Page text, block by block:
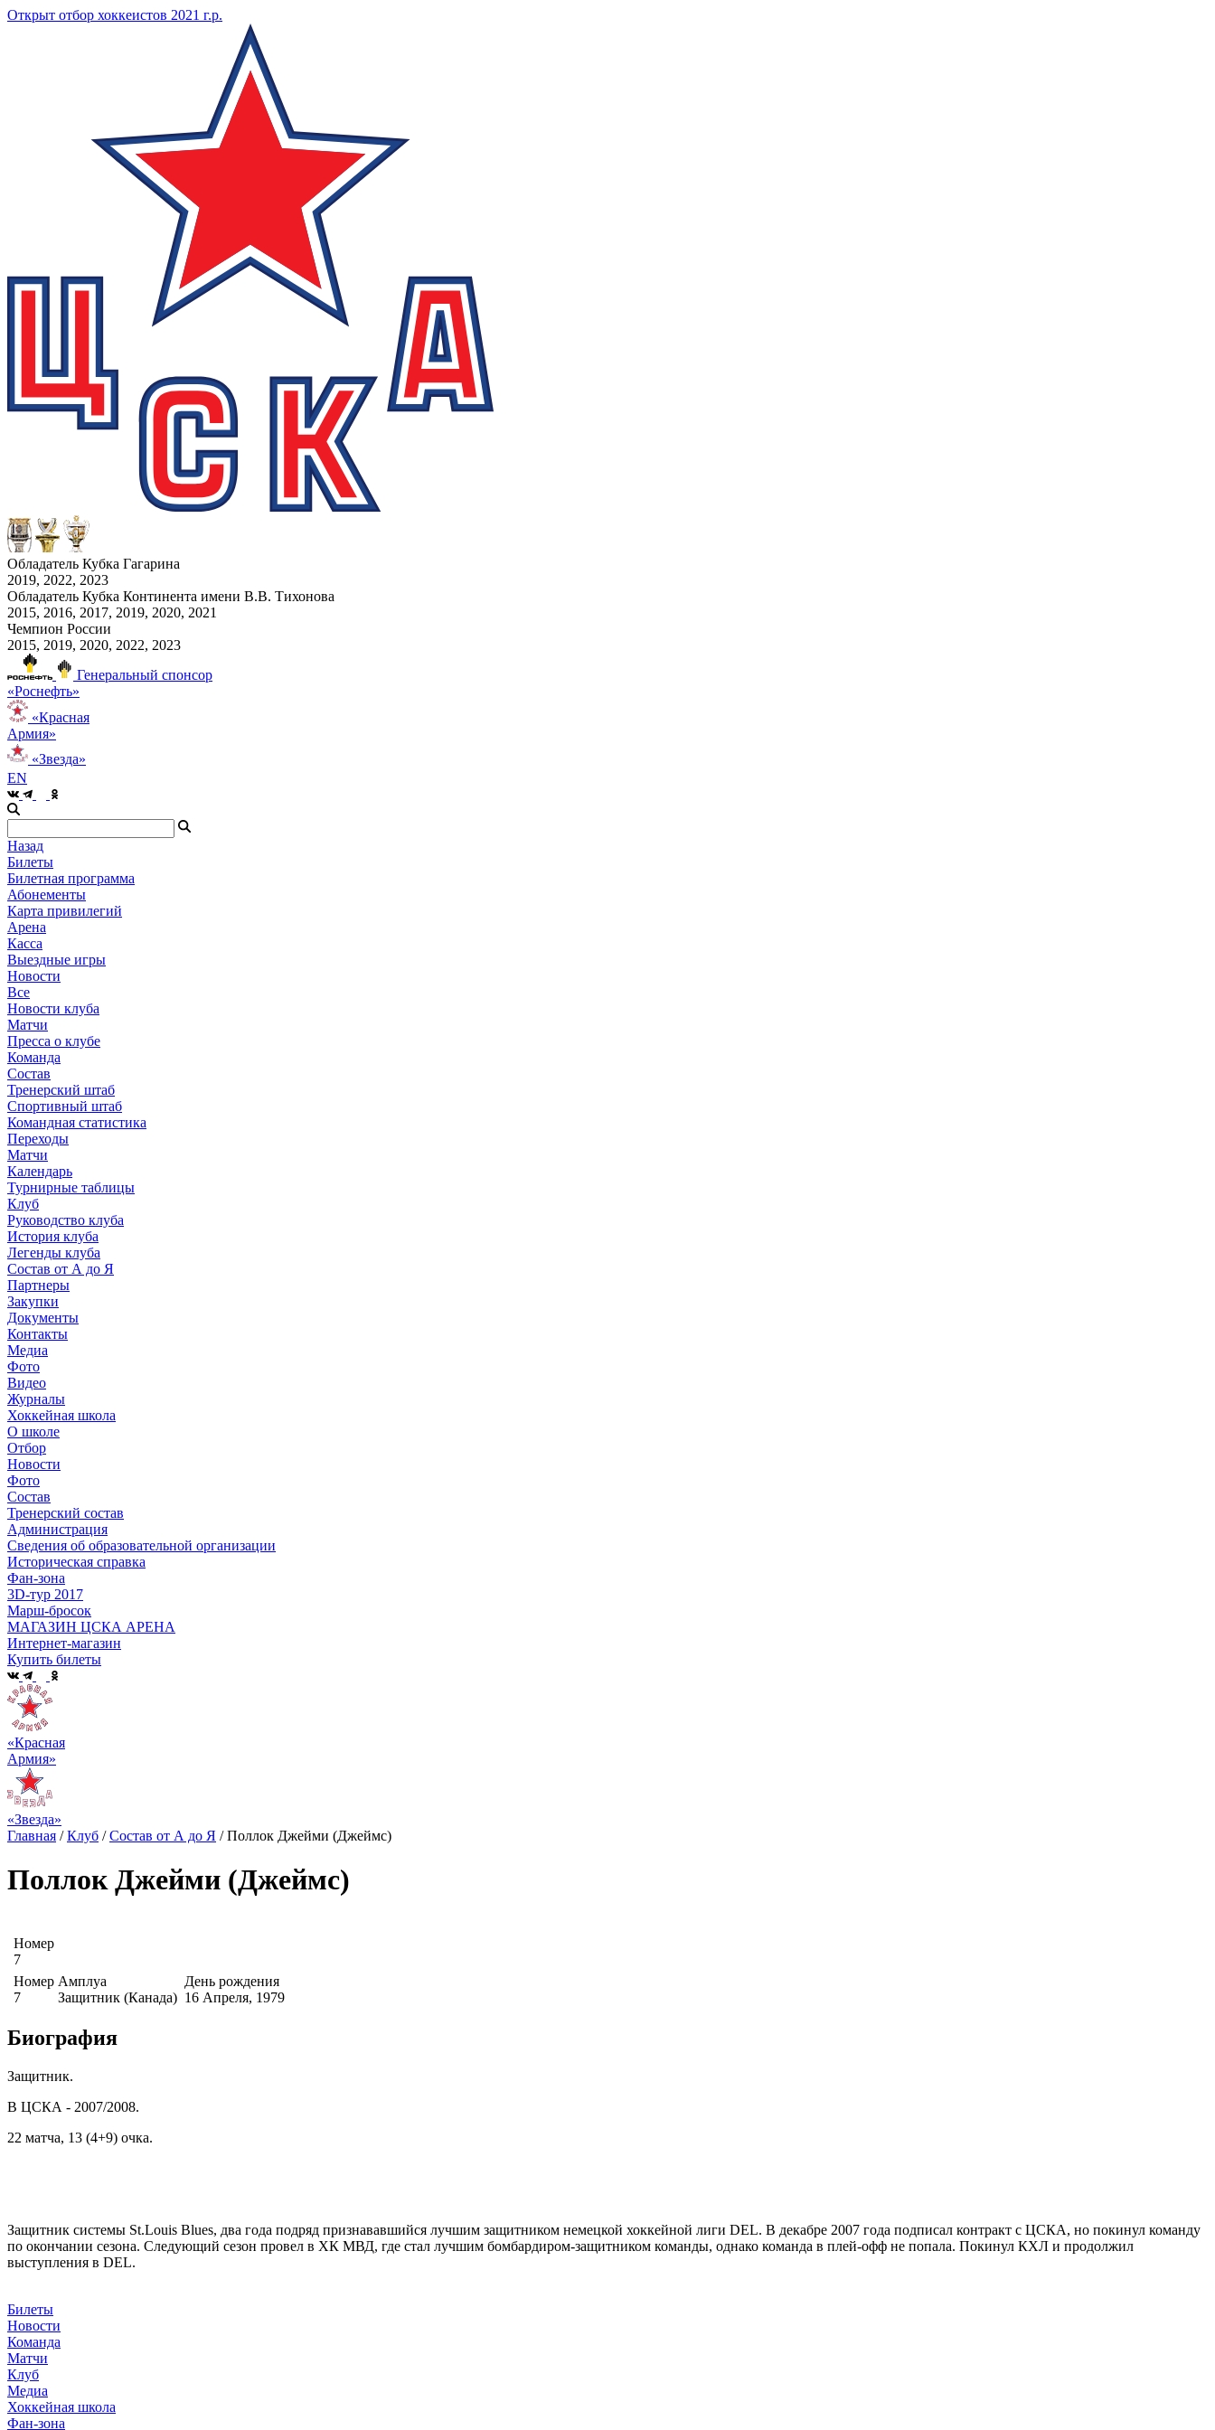
Открыт отбор хоккеистов 2021 г.р.
Обладатель Кубка Гагарина
2019, 2022, 2023
Обладатель Кубка Континента имени В.В. Тихонова
2015, 2016, 2017, 2019, 2020, 2021
Чемпион России
2015, 2019, 2020, 2022, 2023
Генеральный спонсор
«Роснефть»
«Красная
Армия»
«Звезда»
EN
Назад
Билеты
Билетная программа
Абонементы
Карта привилегий
Арена
Касса
Выездные игры
Новости
Все
Новости клуба
Матчи
Пресса о клубе
Команда
Состав
Тренерский штаб
Спортивный штаб
Командная статистика
Переходы
Матчи
Календарь
Турнирные таблицы
Клуб
Руководство клуба
История клуба
Легенды клуба
Состав от А до Я
Партнеры
Закупки
Документы
Контакты
Медиа
Фото
Видео
Журналы
Хоккейная школа
О школе
Отбор
Новости
Фото
Состав
Тренерский состав
Администрация
Сведения об образовательной организации
Историческая справка
Фан-зона
3D-тур 2017
Марш-бросок
МАГАЗИН ЦСКА АРЕНА
Интернет-магазин
Купить билеты
«Красная
Армия»
«Звезда»
Главная /Клуб /Состав от А до Я /Поллок Джейми (Джеймс)
Поллок Джейми (Джеймс)
Номер
7
Номер
7
Амплуа
Защитник (Канада)
День рождения
16 Апреля, 1979
Биография
Защитник.
В ЦСКА - 2007/2008.
22 матча, 13 (4+9) очка.
Защитник системы St.Louis Blues, два года подряд признававшийся лучшим защитником немецкой хоккейной лиги DEL. В декабре 2007 года подписал контракт с ЦСКА, но покинул команду
по окончании сезона. Следующий сезон провел в ХК МВД, где стал лучшим бомбардиром-защитником команды, однако команда в плей-офф не попала. Покинул КХЛ и продолжил
выступления в DEL.
Билеты
Новости
Команда
Матчи
Клуб
Медиа
Хоккейная школа
Фан-зона